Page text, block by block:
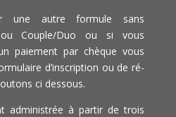
une autre formule sans
ou Couple/Duo ou si vous
paiement par chèque vous
d’inscription ou de ré-
ci dessous.
administrée à partir de trois